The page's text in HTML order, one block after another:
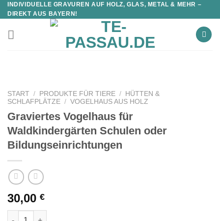
INDIVIDUELLE GRAVUREN AUF HOLZ, GLAS, METAL & MEHR –
DIREKT AUS BAYERN!
START / PRODUKTE FÜR TIERE /
HÜTTEN &
SCHLAFPLÄTZE / VOGELHAUS AUS HOLZ
Graviertes Vogelhaus für
Waldkindergärten Schulen oder
Bildungseinrichtungen
30,00 €
Graviertes Vogelhaus für Waldkindergärten Schulen oder